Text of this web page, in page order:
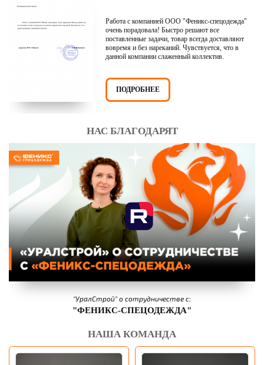
Работа с компанией ООО "Феникс-спецодежда"
очень порадовала! Быстро решают все
поставленные задачи, товар всегда доставляют
вовремя и без нареканий. Чувствуется, что в
данной компании слаженный коллектив.
ПОДРОБНЕЕ
НАС БЛАГОДАРЯТ
"УралСтрой" о сотрудничестве с:
"ФЕНИКС-СПЕЦОДЕЖДА"
НАША КОМАНДА